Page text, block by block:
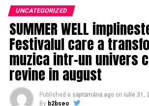
nu Åtiu sÄ facÄ faÅ£Ä provocÄrilor?
provocÄri sunt, nimic nu e uÅor, nu
uÅor sÄ guvernezi o Å£arÄ, dar Ã®Å£i
dovadÄ de experienÅ£Ä, dÄ dovadÄ
acest lucru”, a adÄugat Teodorovici.
CiteÈte Èi:ÂSchimbÄ liniile! DupÄ ce
âGuvernul meuâ, Klaus Iohannis Ã®l
duÈmanul lui Liviu Dragnea
UNCATEGORIZED
SUMMER WELL
Festivalul care a
muzica intr-un univers
revine in august
Published o săptămână ago on iulie 31,
By b2bseo